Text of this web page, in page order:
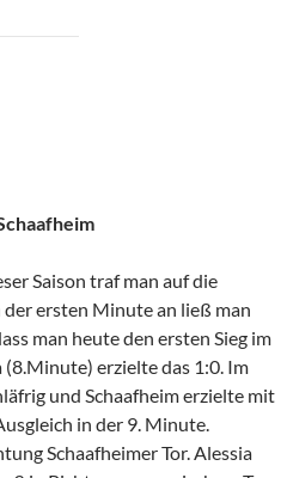
Saison traf man auf die
ersten Minute an ließ man
man heute den ersten Sieg im
erzielte das 1:0. Im
und Schaafheim erzielte mit
in der 9. Minute.
Schaafheimer Tor. Alessia